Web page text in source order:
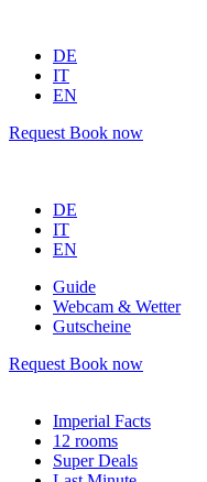
DE
IT
EN
Request Book now
DE
IT
EN
Guide
Webcam & Wetter
Gutscheine
Request Book now
Imperial Facts
12 rooms
Super Deals